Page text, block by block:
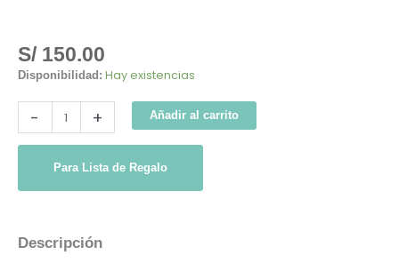
S/150.00
Disponibilidad: Hay existencias
- + Añadir al carrito
Para Lista de Regalo
Descripción